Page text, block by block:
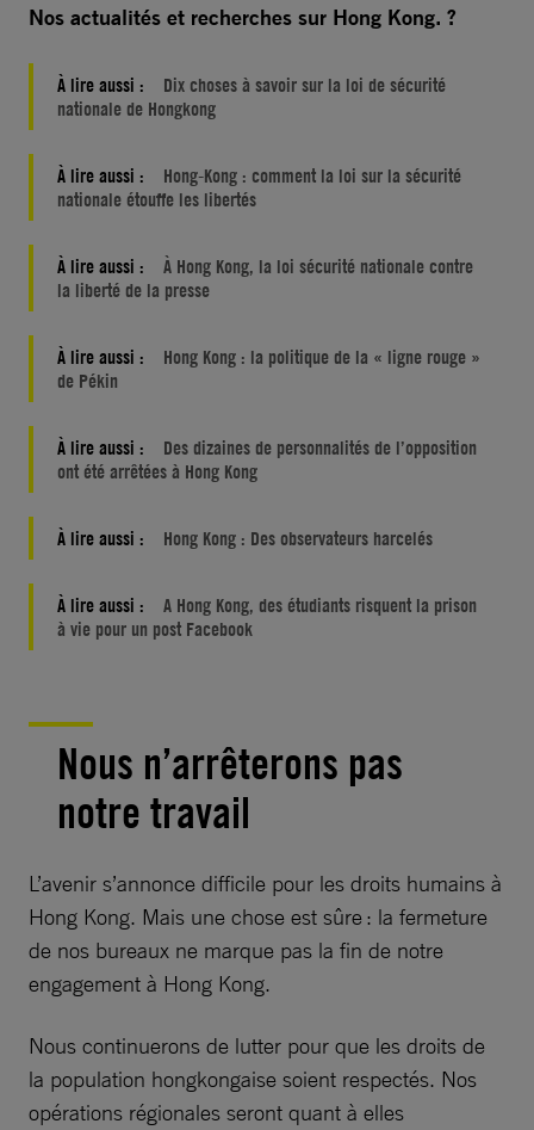
Nos actualités et recherches sur Hong Kong. ?
À lire aussi :
Dix choses à savoir sur la loi de sécurité
nationale de Hongkong
À lire aussi :
Hong-Kong : comment la loi sur la sécurité
nationale étouffe les libertés
À lire aussi :
À Hong Kong, la loi sécurité nationale contre
la liberté de la presse
À lire aussi :
Hong Kong : la politique de la « ligne rouge »
de Pékin
À lire aussi :
Des dizaines de personnalités de l’opposition
ont été arrêtées à Hong Kong
À lire aussi : Hong Kong : Des observateurs harcelés
À lire aussi :
A Hong Kong, des étudiants risquent la prison
à vie pour un post Facebook
Nous n’arrêterons pas
notre travail
L’avenir s’annonce difficile pour les droits humains à
Hong Kong. Mais une chose est sûre : la fermeture
de nos bureaux ne marque pas la fin de notre
engagement à Hong Kong.
Nous continuerons de lutter pour que les droits de
la population hongkongaise soient respectés. Nos
opérations régionales seront quant à elles